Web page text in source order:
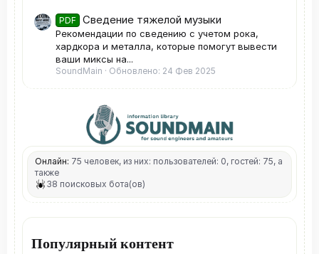
PDF Сведение тяжелой музыки
Рекомендации по сведению с учетом рока,
хардкора и металла, которые помогут вывести
ваши миксы на...
SoundMain Обновлено: 24 Фев 2025
Онлайн: 75 человек, из них: пользователей: 0, гостей: 75, а
также
38 поисковых бота(ов)
Популярный контент